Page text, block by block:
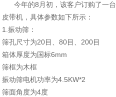
今年的8月初，该客户订购了一台
皮带机，具体参数如下所示：
1.振动筛：
筛孔尺寸为20目、80目、200目
箱体厚度为国标6mm
筛框为木框
振动筛电机功率为4.5KW*2
筛面角度为4度